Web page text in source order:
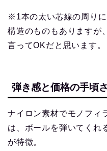
※1本の太い芯線の周り
構造のものもありますが
言ってOKだと思います。
弾き感と価格の手頃
ナイロン素材でモノフィ
は、ボールを弾いてくれ
が特徴。